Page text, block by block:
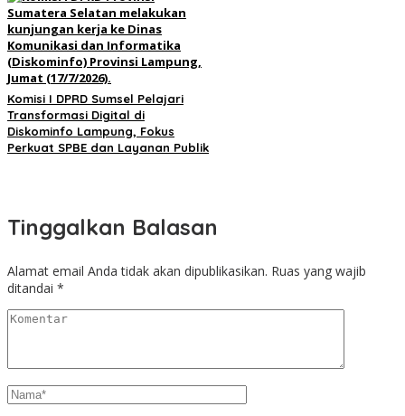
Komisi I DPRD Sumsel Pelajari
Transformasi Digital di
Diskominfo Lampung, Fokus
Perkuat SPBE dan Layanan Publik
Tinggalkan Balasan
Alamat email Anda tidak akan dipublikasikan. Ruas yang wajib
ditandai *